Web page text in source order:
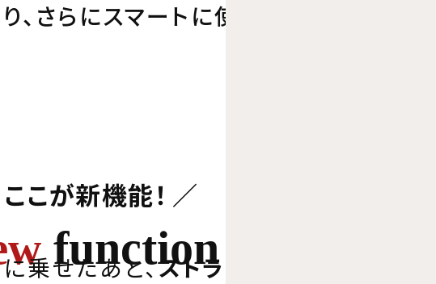
さらにスマートに使いやすくなりました。
ここが新機能！
function
乗せたあと、ストラップを引くだけで